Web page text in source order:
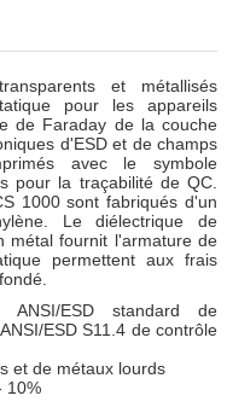
et métallisés
pour les appareils
de Faraday de la couche
d'ESD et de champs
avec le symbole
pour la traçabilité de QC.
1000 sont fabriqués d'un
Le diélectrique de
métal fournit l'armature de
permettent aux frais
ANSI/ESD standard de
ESD S11.4 de contrôle
et de métaux lourds
10%